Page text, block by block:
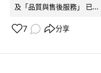
及「品質與售後服務」 已...
7 分享